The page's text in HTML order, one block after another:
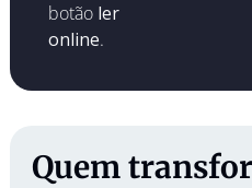
botão ler
online.
Quem